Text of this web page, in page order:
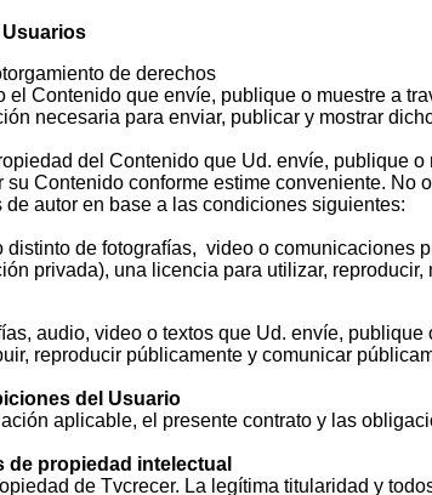
de derechos
el Contenido que envíe, publique o muestre a
necesaria para enviar, publicar y mostrar
del Contenido que Ud. envíe, publique
Contenido conforme estime conveniente.
autor en base a las condiciones siguientes:
distinto de fotografías, video o comunicaciones
privada), una licencia para utilizar,
audio, video o textos que Ud. envíe,
reproducir públicamente y comunicar
del Usuario
aplicable, el presente contrato y las
de propiedad intelectual
de Tvcrecer. La legítima titularidad y